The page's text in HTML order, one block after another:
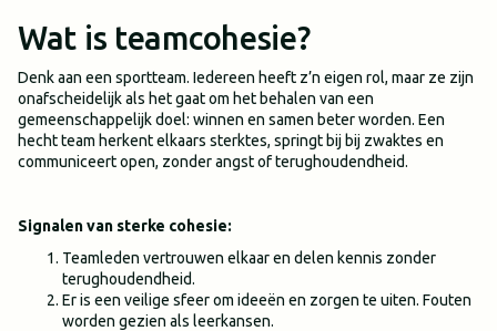
Wat is teamcohesie?
Denk aan een sportteam. Iedereen heeft z’n eigen rol, maar ze zijn
onafscheidelijk als het gaat om het behalen van een
gemeenschappelijk doel: winnen en samen beter worden. Een
hecht team herkent elkaars sterktes, springt bij bij zwaktes en
communiceert open, zonder angst of terughoudendheid.
Signalen van sterke cohesie:
Teamleden vertrouwen elkaar en delen kennis zonder
terughoudendheid.
Er is een veilige sfeer om ideeën en zorgen te uiten. Fouten
worden gezien als leerkansen.